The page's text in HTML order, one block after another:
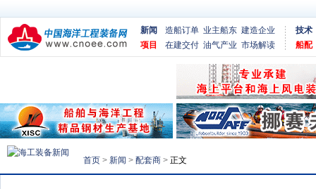
新闻 造船订单 业主船东 建造企业
项目
在建交付 油气产业 市场解读
技术
船配
首页 > 新闻 > 配套商 > 正文